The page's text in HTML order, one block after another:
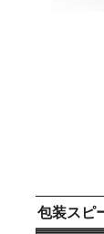
包装スピ